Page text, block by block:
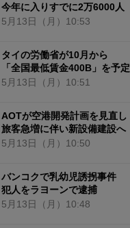
今年に入りすでに2万6000人
5月13日 （月） 10:53
タイの労働省が10月から
「全国最低賃金400B」を予定
5月13日 （月） 10:51
AOTが空港開発計画を見直し
旅客急増に伴い新設備建設へ
5月13日 （月） 10:50
バンコクで乳幼児誘拐事件
犯人をラヨーンで逮捕
5月13日 （月） 10:48